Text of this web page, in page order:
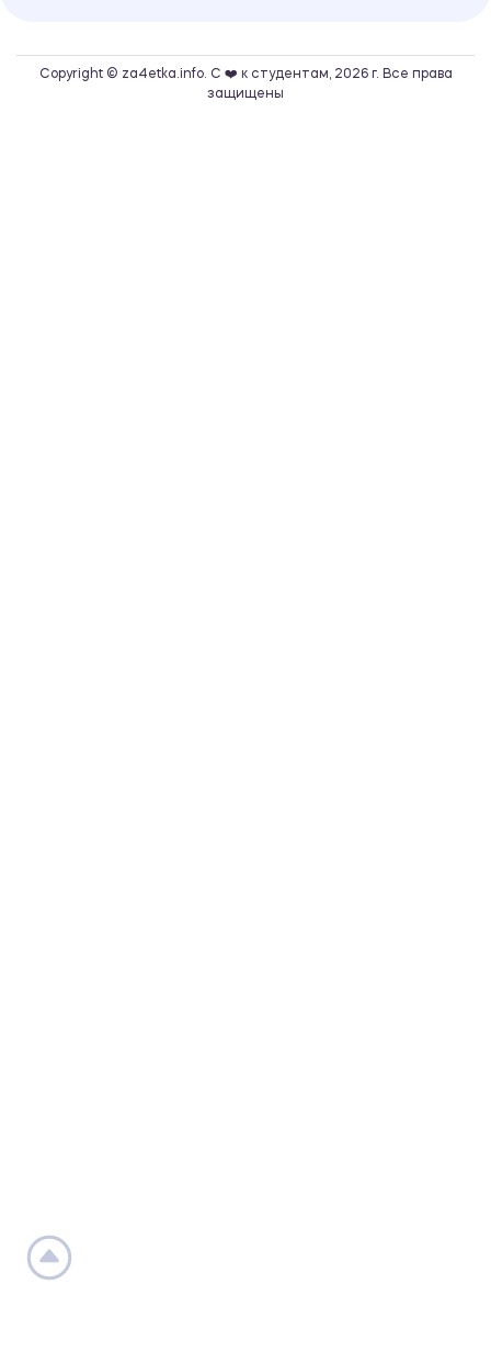
Copyright © za4etka.info. С ❤️ к студентам, 2026 г. Все права
защищены